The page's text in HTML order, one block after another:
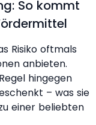
So kommt
Risiko oftmals
anbieten.
hingegen
– was sie
einer beliebten